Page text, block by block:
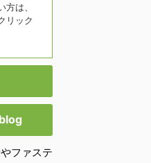
方は、
リック
ファステ